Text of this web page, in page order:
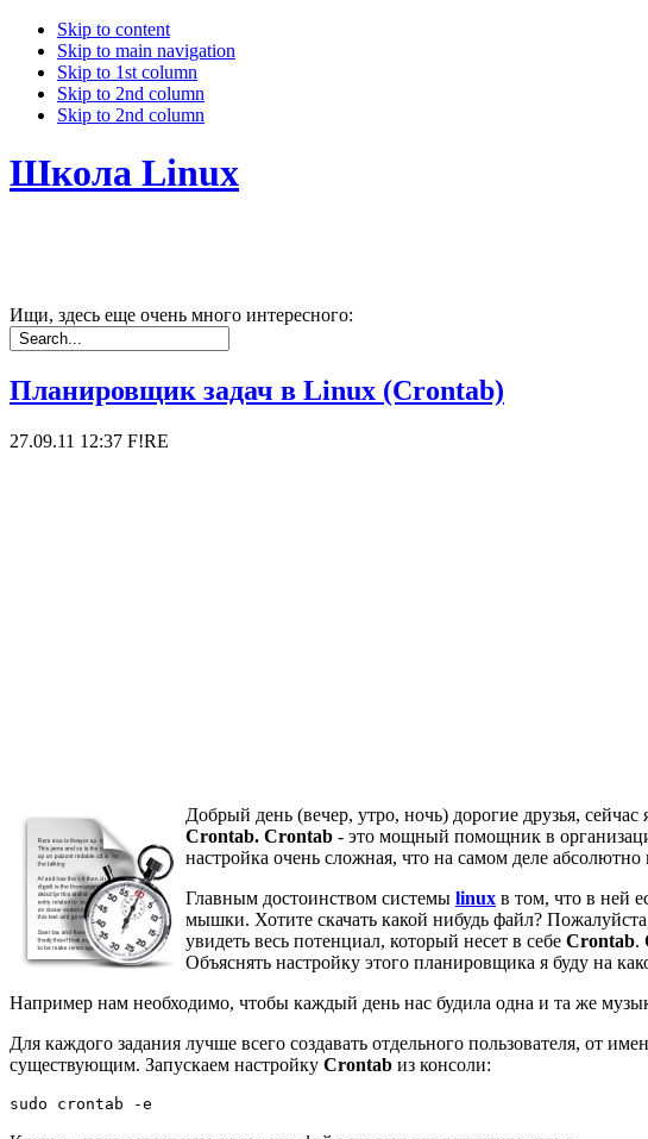
Skip to content
Skip to main navigation
Skip to 1st column
Skip to 2nd column
Skip to 2nd column
Школа Linux
Ищи, здесь еще очень много интересного:
Планировщик задач в Linux (Crontab)
27.09.11 12:37 F!RE
Добрый день (вечер, утро, ночь) дорогие друзья,
Crontab. Crontab - это мощный помощник в
настройка очень сложная, что на самом деле абсолютно
Главным достоинством системы linux в том, что в ней
мышки. Хотите скачать какой нибудь файл?
увидеть весь потенциал, который несет в себе Crontab.
Объяснять настройку этого планировщика я буду на
Например нам необходимо, чтобы каждый день нас будила одна и та же
Для каждого задания лучше всего создавать отдельного пользователя, от
существующим. Запускаем настройку Crontab из консоли:
sudo crontab -e